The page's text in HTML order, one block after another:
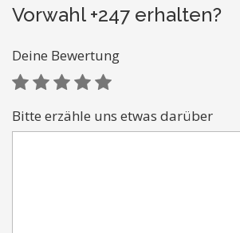
Vorwahl +247 erhalten?
Deine Bewertung
Bitte erzähle uns etwas darüber